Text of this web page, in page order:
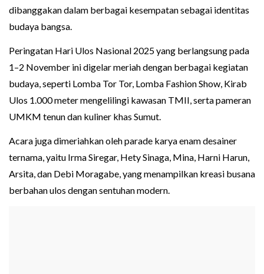
dibanggakan dalam berbagai kesempatan sebagai identitas
budaya bangsa.
Peringatan Hari Ulos Nasional 2025 yang berlangsung pada
1–2 November ini digelar meriah dengan berbagai kegiatan
budaya, seperti Lomba Tor Tor, Lomba Fashion Show, Kirab
Ulos 1.000 meter mengelilingi kawasan TMII, serta pameran
UMKM tenun dan kuliner khas Sumut.
Acara juga dimeriahkan oleh parade karya enam desainer
ternama, yaitu Irma Siregar, Hety Sinaga, Mina, Harni Harun,
Arsita, dan Debi Moragabe, yang menampilkan kreasi busana
berbahan ulos dengan sentuhan modern.